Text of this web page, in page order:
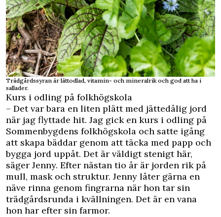
Trädgårdssyran är lättodlad, vitamin- och mineralrik och god att ha i
sallader.
Kurs i odling på folkhögskola
– Det var bara en liten plätt med jättedålig jord
när jag flyttade hit. Jag gick en kurs i odling på
Sommenbygdens folkhögskola och satte igång
att skapa bäddar genom att täcka med papp och
bygga jord uppåt. Det är väldigt stenigt här,
säger Jenny. Efter nästan tio år är jorden rik på
mull, mask och struktur. Jenny låter gärna en
näve rinna genom fingrarna när hon tar sin
trädgårdsrunda i kvällningen. Det är en vana
hon har efter sin farmor.